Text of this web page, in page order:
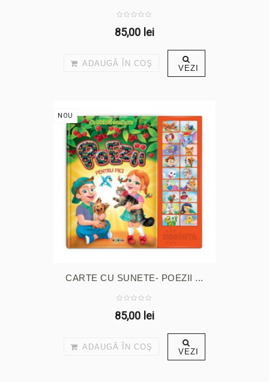
85,00 lei
ADAUGĂ ÎN COŞ VEZI
NOU
CARTE CU SUNETE- POEZII ...
85,00 lei
ADAUGĂ ÎN COŞ VEZI